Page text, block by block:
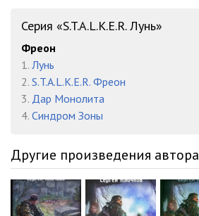
21_CHast_21
22_CHast_22
Серия «S.T.A.L.K.E.R. Лунь»
Фреон
1. Лунь
2. S.T.A.L.K.E.R. Фреон
3. Дар Монолита
4. Синдром Зоны
Другие произведения автора